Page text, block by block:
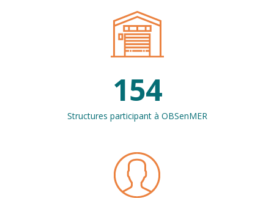
154
Structures participant à OBSenMER